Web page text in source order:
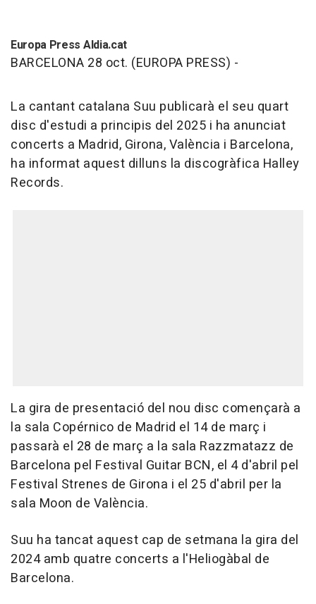
Europa Press Aldia.cat
BARCELONA 28 oct. (EUROPA PRESS) -
La cantant catalana Suu publicarà el seu quart
disc d'estudi a principis del 2025 i ha anunciat
concerts a Madrid, Girona, València i Barcelona,
ha informat aquest dilluns la discogràfica Halley
Records.
La gira de presentació del nou disc començarà a
la sala Copérnico de Madrid el 14 de març i
passarà el 28 de març a la sala Razzmatazz de
Barcelona pel Festival Guitar BCN, el 4 d'abril pel
Festival Strenes de Girona i el 25 d'abril per la
sala Moon de València.
Suu ha tancat aquest cap de setmana la gira del
2024 amb quatre concerts a l'Heliogàbal de
Barcelona.